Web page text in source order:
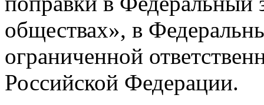
обществах», в
ограниченной
Российской Федерации.